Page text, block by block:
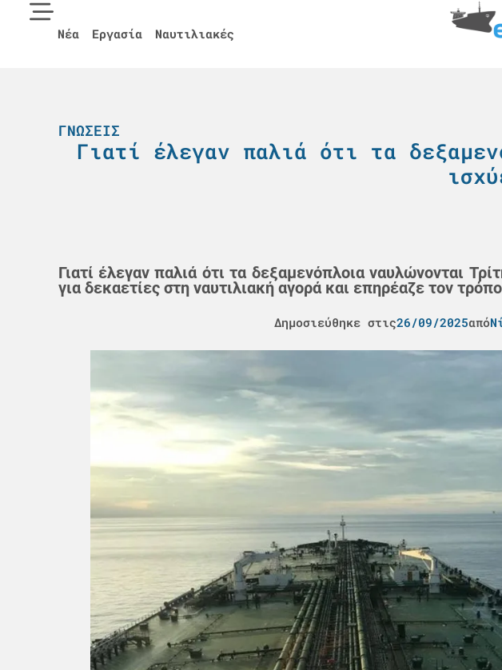
Νέα Εργασία Ναυτιλιακές
ΓΝΏΣΕΙΣ
Γιατί έλεγαν παλιά ότι τα
Γιατί έλεγαν παλιά ότι τα δεξαμενόπλοια ναυλώνονται
για δεκαετίες στη ναυτιλιακή αγορά και επηρέαζε τον
Δημοσιεύθηκε στις26/09/2025από